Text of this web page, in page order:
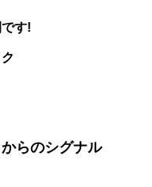
す!
らのシグナル